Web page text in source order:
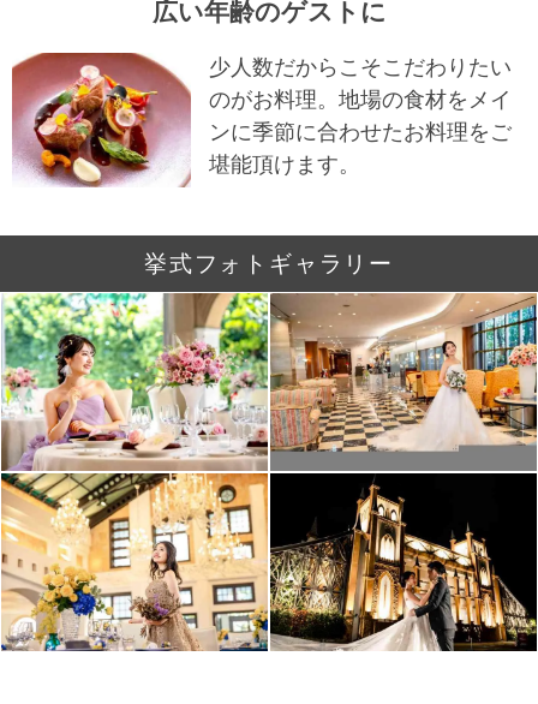
広い年齢のゲストに
少人数だからこそこだわりたい
のがお料理。地場の食材をメイ
ンに季節に合わせたお料理をご
堪能頂けます。
挙式フォトギャラリー